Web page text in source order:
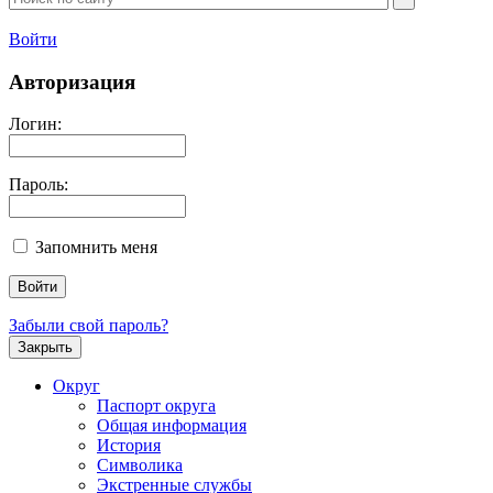
Войти
Авторизация
Логин:
Пароль:
Запомнить меня
Забыли свой пароль?
Закрыть
Округ
Паспорт округа
Общая информация
История
Символика
Экстренные службы